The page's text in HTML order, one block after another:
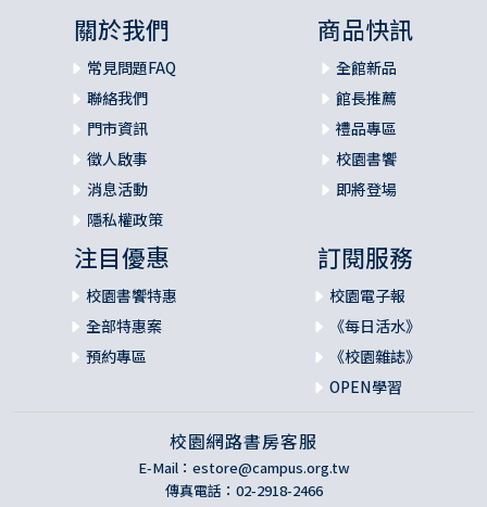
關於我們
常見問題FAQ
聯絡我們
門市資訊
徵人啟事
消息活動
隱私權政策
商品快訊
全館新品
館長推薦
禮品專區
校園書饗
即將登場
注目優惠
校園書饗特惠
全部特惠案
預約專區
訂閱服務
校園電子報
《每日活水》
《校園雜誌》
OPEN學習
校園網路書房客服
E-Mail： estore@campus.org.tw
傳真電話：02-2918-2466